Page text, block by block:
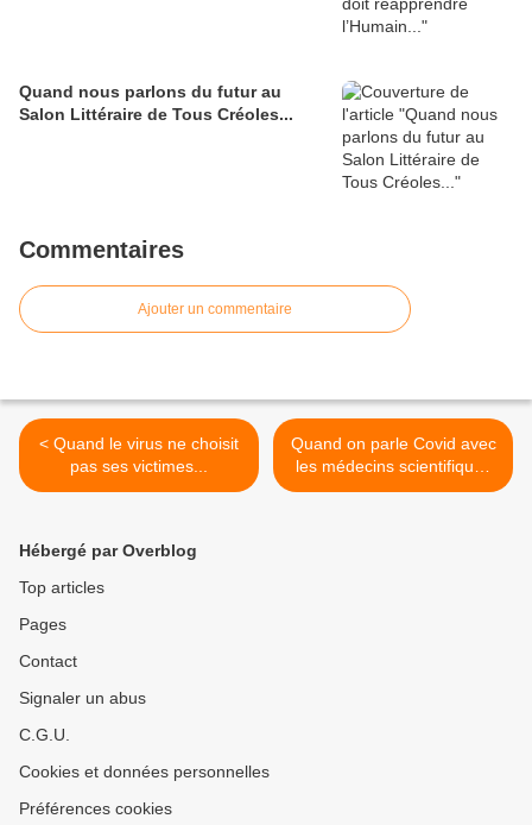
Quand nous parlons du futur au
Salon Littéraire de Tous Créoles...
Commentaires
Ajouter un commentaire
< Quand le virus ne choisit
pas ses victimes...
Quand on parle Covid avec
les médecins scientifiques
d'Outre-mer... >
Hébergé par Overblog
Top articles
Pages
Contact
Signaler un abus
C.G.U.
Cookies et données personnelles
Préférences cookies